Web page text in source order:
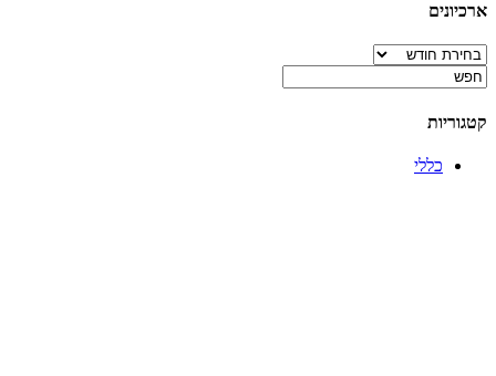
ארכיונים
ארכיונים
קטגוריות
כללי